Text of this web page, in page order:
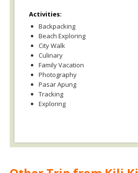
Activities:
Backpacking
Beach Exploring
City Walk
Culinary
Family Vacation
Photography
Pasar Apung
Tracking
Exploring